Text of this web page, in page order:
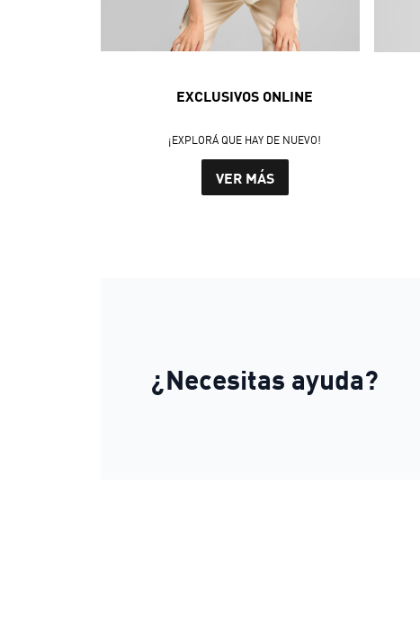
EXCLUSIVOS ONLINE
¡EXPLORÁ QUE HAY DE NUEVO!
VER MÁS
¿Necesitas ayuda?